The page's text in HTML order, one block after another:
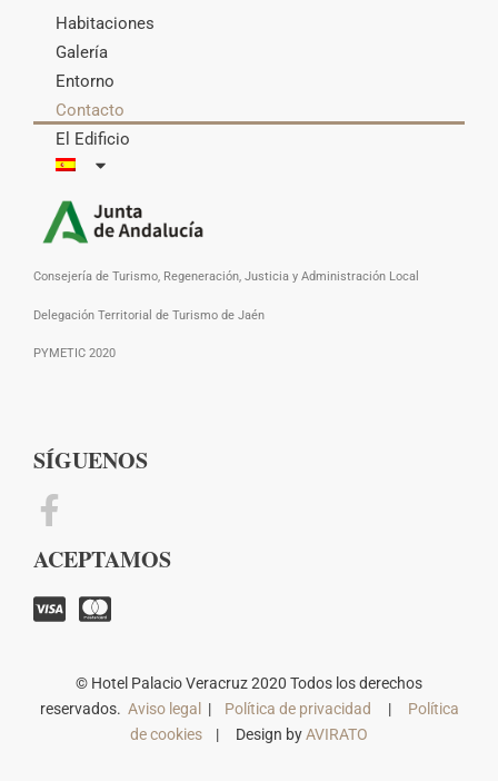
Habitaciones
Galería
Entorno
Contacto
El Edificio
Consejería de Turismo, Regeneración, Justicia y Administración Local
Delegación Territorial de Turismo de Jaén
PYMETIC 2020
SÍGUENOS
ACEPTAMOS
© Hotel Palacio Veracruz 2020 Todos los derechos
reservados. Aviso legal | Política de privacidad |
Política
de cookies
| Design byAVIRATO